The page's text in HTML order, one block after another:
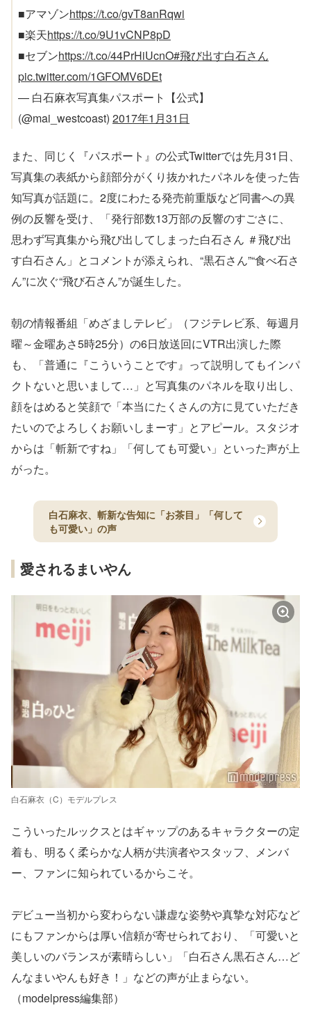
■アマゾンhttps://t.co/gvT8anRqwi
■楽天https://t.co/9U1vCNP8pD
■セブンhttps://t.co/44PrHiUcnO#飛び出す白石さん
pic.twitter.com/1GFOMV6DEt
— 白石麻衣写真集パスポート【公式】
(@mai_westcoast) 2017年1月31日
また、同じく『パスポート』の公式Twitterでは先月31日、
写真集の表紙から顔部分がくり抜かれたパネルを使った告
知写真が話題に。2度にわたる発売前重版など同書への異
例の反響を受け、「発行部数13万部の反響のすごさに、
思わず写真集から飛び出してしまった白石さん ＃飛び出
す白石さん」とコメントが添えられ、“黒石さん”“食べ石さ
ん”に次ぐ“飛び石さん”が誕生した。
朝の情報番組「めざましテレビ」（フジテレビ系、毎週月
曜～金曜あさ5時25分）の6日放送回にVTR出演した際
も、「普通に『こういうことです』って説明してもインパ
クトないと思いまして…」と写真集のパネルを取り出し、
顔をはめると笑顔で「本当にたくさんの方に見ていただき
たいのでよろしくお願いしまーす」とアピール。スタジオ
からは「斬新ですね」「何しても可愛い」といった声が上
がった。
白石麻衣、斬新な告知に「お茶目」「何して
も可愛い」の声
愛されるまいやん
白石麻衣（C）モデルプレス
こういったルックスとはギャップのあるキャラクターの定
着も、明るく柔らかな人柄が共演者やスタッフ、メンバ
ー、ファンに知られているからこそ。
デビュー当初から変わらない謙虚な姿勢や真摯な対応など
にもファンからは厚い信頼が寄せられており、「可愛いと
美しいのバランスが素晴らしい」「白石さん黒石さん…ど
んなまいやんも好き！」などの声が止まらない。
（modelpress編集部）